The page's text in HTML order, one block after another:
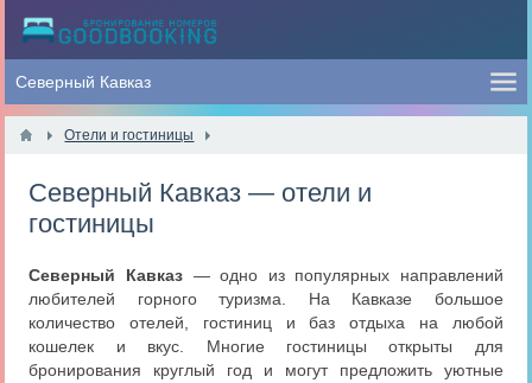
Отели и гостиницы
Северный Кавказ — отели и
гостиницы
Северный Кавказ — одно из популярных направлений
любителей горного туризма. На Кавказе большое
количество отелей, гостиниц и баз отдыха на любой
кошелек и вкус. Многие гостиницы открыты для
бронирования круглый год и могут предложить уютные